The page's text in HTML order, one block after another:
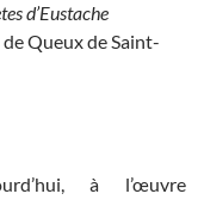
d’Eustache
Queux de Saint-
à l’œuvre